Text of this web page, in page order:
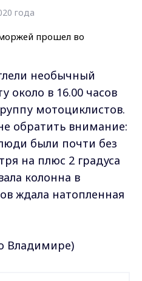
года
необычный
около в 16.00 часов
мотоциклистов.
обратить внимание:
были почти без
на плюс 2 градуса
колонна в
ждала натопленная
Владимире)